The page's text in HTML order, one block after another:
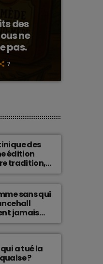
des
ne
pas.
7
des
édition
tradition,
sans qui
jamais
a tué la
?